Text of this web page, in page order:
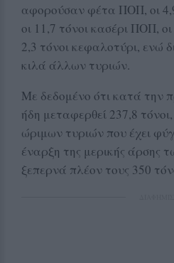
αφορούσαν φέτα ΠΟΠ, οι
οι 11,7 τόνοι κασέρι ΠΟΠ,
2,3 τόνοι κεφαλοτύρι, ενώ
κιλά άλλων τυριών.
Με δεδομένο ότι κατά την
ήδη μεταφερθεί 237,8
ώριμων τυριών που έχει
έναρξη της μερικής άρσης
ξεπερνά πλέον τους 350